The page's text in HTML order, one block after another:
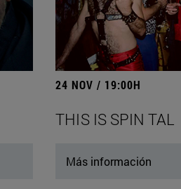
24 NOV / 19:00H
THIS IS SPIN TAL
Más información